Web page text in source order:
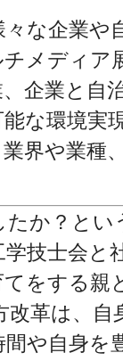
な企業や
メディア
企業と自
な環境実
界や業種
か？とい
技士会と
をする親
革は、
や自身を